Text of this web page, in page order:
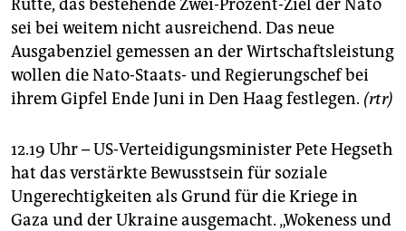
Rutte, das bestehende Zwei-Prozent-Ziel der Nato
sei bei weitem nicht ausreichend. Das neue
Ausgabenziel gemessen an der Wirtschaftsleistung
wollen die Nato-Staats- und Regierungschef bei
ihrem Gipfel Ende Juni in Den Haag festlegen. (rtr)
12.19 Uhr – US-Verteidigungsminister Pete Hegseth
hat das verstärkte Bewusstsein für soziale
Ungerechtigkeiten als Grund für die Kriege in
Gaza und der Ukraine ausgemacht. „Wokeness und